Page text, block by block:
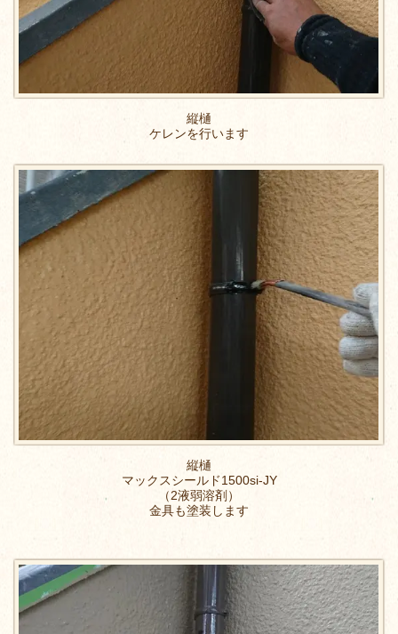
縦樋
ケレンを行います
縦樋
マックスシールド1500si-JY
（2液弱溶剤）
金具も塗装します